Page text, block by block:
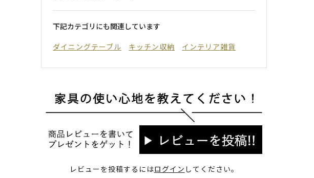
下記カテゴリにも関連しています
ダイニングテーブル
キッチン収納 インテリア雑貨
レビューを投稿するにはログイン してください。